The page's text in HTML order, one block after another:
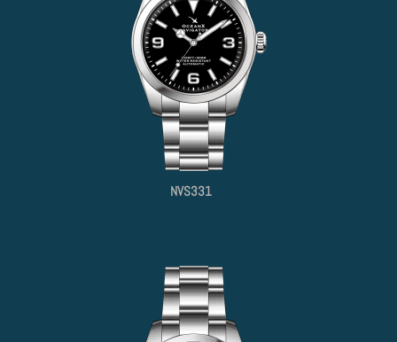
NVS331